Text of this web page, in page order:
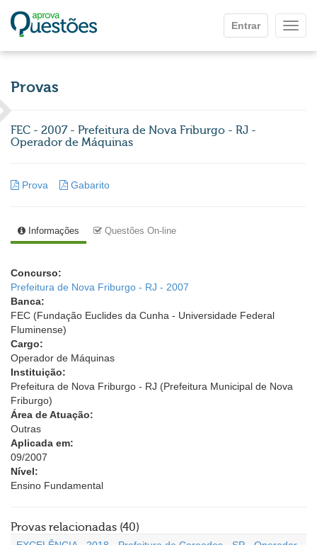
Entrar
Provas
FEC - 2007 - Prefeitura de Nova Friburgo - RJ -
Operador de Máquinas
Prova Gabarito
Informações Questões On-line
Concurso:
Prefeitura de Nova Friburgo - RJ - 2007
Banca:
FEC (Fundação Euclides da Cunha - Universidade Federal
Fluminense)
Cargo:
Operador de Máquinas
Instituição:
Prefeitura de Nova Friburgo - RJ (Prefeitura Municipal de Nova
Friburgo)
Área de Atuação:
Outras
Aplicada em:
09/2007
Nível:
Ensino Fundamental
Provas relacionadas (40)